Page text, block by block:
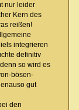
nur leider
Kern des
reißen!
integrieren
definitiv
so wird es
bösen-
gut
den